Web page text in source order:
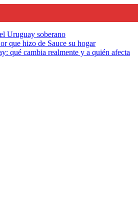
Uruguay soberano
que hizo de Sauce su hogar
qué cambia realmente y a quién afecta